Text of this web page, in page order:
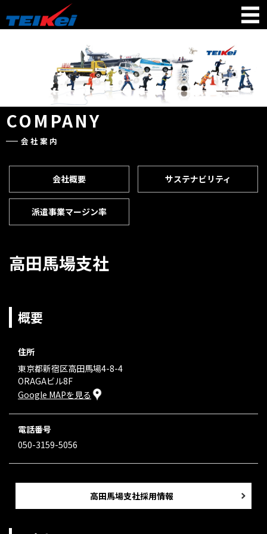
COMPANY
会社案内
会社概要 サステナビリティ
派遣事業マージン率
高田馬場支社
概要
住所
東京都新宿区高田馬場4-8-4
ORAGAビル8F
Google MAPを見る
電話番号
050-3159-5056
高田馬場支社採用情報